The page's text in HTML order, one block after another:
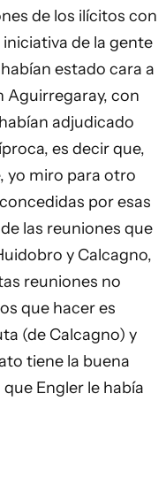
de los ilícitos con
de la gente
estado cara a
Aguirregaray, con
adjudicado
es decir que,
yo miro para otro
por esas
las reuniones que
y Calcagno,
reuniones no
que hacer es
(de Calcagno) y
tiene la buena
Engler le había